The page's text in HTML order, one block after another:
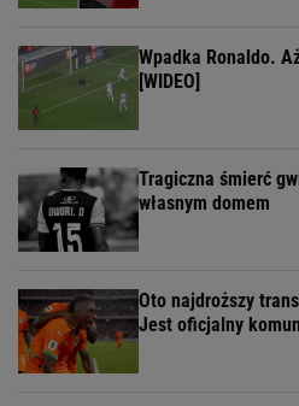
Wpadka Ronaldo.
[WIDEO]
Tragiczna śmierć
własnym domem
Oto najdroższy
Jest oficjalny